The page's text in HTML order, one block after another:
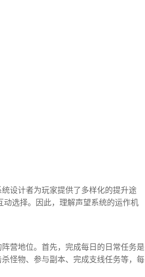
设计者为玩家提供了多样化的提升途
选择。因此，理解声望系统的运作机
营地位。首先，完成每日的日常任务是
怪物、参与副本、完成支线任务等，每